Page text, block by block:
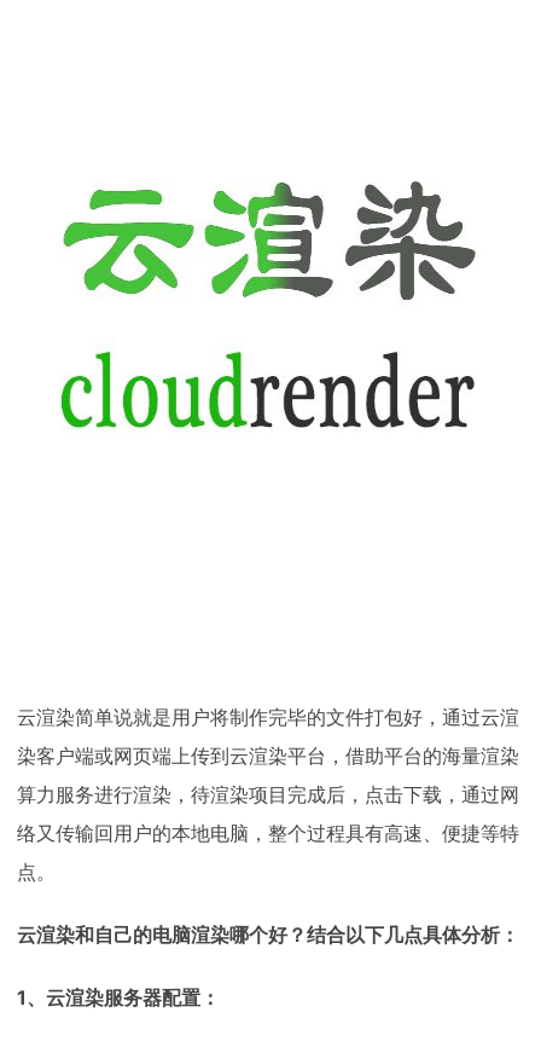
云渲染简单说就是用户将制作完毕的文件打包好，通过云渲
染客户端或网页端上传到云渲染平台，借助平台的海量渲染
算力服务进行渲染，待渲染项目完成后，点击下载，通过网
络又传输回用户的本地电脑，整个过程具有高速、便捷等特
点。
云渲染和自己的电脑渲染哪个好？结合以下几点具体分析：
1、云渲染服务器配置：